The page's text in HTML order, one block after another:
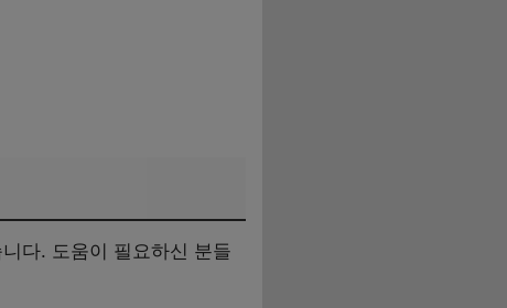
다. 도움이 필요하신 분들